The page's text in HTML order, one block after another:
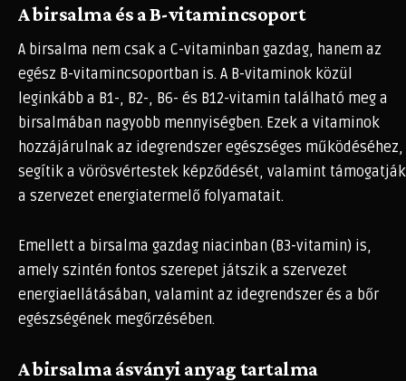
A birsalma és a B-vitamincsoport
A birsalma nem csak a C-vitaminban gazdag, hanem az
egész B-vitamincsoportban is. A B-vitaminok közül
leginkább a B1-, B2-, B6- és B12-vitamin található meg a
birsalmában nagyobb mennyiségben. Ezek a vitaminok
hozzájárulnak az idegrendszer egészséges működéséhez,
segítik a vörösvértestek képződését, valamint támogatják
a szervezet energiatermelő folyamatait.
Emellett a birsalma gazdag niacinban (B3-vitamin) is,
amely szintén fontos szerepet játszik a szervezet
energiaellátásában, valamint az idegrendszer és a bőr
egészségének megőrzésében.
A birsalma ásványi anyag tartalma